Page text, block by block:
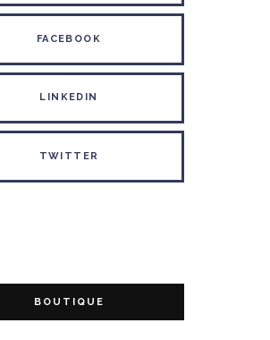
FACEBOOK
LINKEDIN
TWITTER
BOUTIQUE